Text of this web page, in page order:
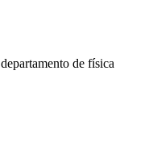
departamento de física